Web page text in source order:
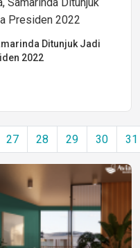
Ditunjuk Jadi
2022
27 28 29 30 31